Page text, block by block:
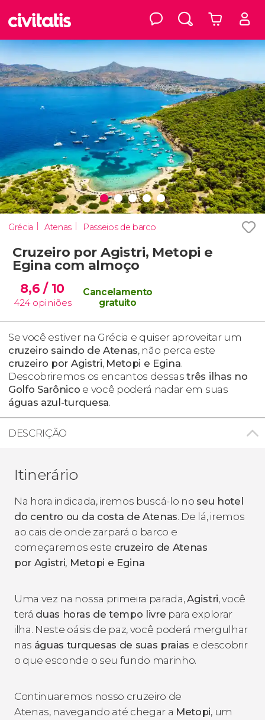
Grécia Atenas Passeios de barco
Cruzeiro por Agistri, Metopi e
Egina com almoço
8,6/ 10
424 opiniões
Cancelamento
gratuito
Se você estiver na Grécia e quiser aproveitar um
cruzeiro saindo de Atenas, não perca este
cruzeiro por Agistri, Metopi e Egina.
Descobriremos os encantos dessastrês ilhas no
Golfo Sarônico e você poderá nadar em suas
águas azul-turquesa.
DESCRIÇÃO
Itinerário
Na hora indicada, iremos buscá-lo no seu hotel
do centro ou da costa de Atenas. De lá, iremos
ao cais de onde zarpará o barco e
começaremos este cruzeiro de Atenas
por Agistri, Metopi e Egina
Uma vez na nossa primeira parada,Agistri, você
terá duas horas de tempo livre para explorar
ilha. Neste oásis de paz, você poderá mergulhar
nas águas turquesas de suas praias e descobrir
o que esconde o seu fundo marinho.
Continuaremos nosso cruzeiro de
Atenas, navegando até chegar a Metopi, um